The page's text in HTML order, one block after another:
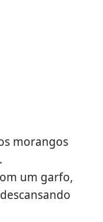
morangos
um garfo,